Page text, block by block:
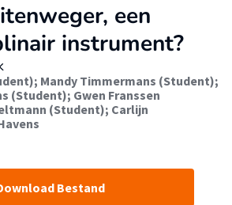
een
instrument?
; Mandy Timmermans (Student);
(Student); Gwen Franssen
(Student); Carlijn
Bestand